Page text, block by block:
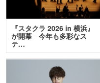
『スタクラ 2026 in 横浜』
が開幕 今年も多彩なス
テ…